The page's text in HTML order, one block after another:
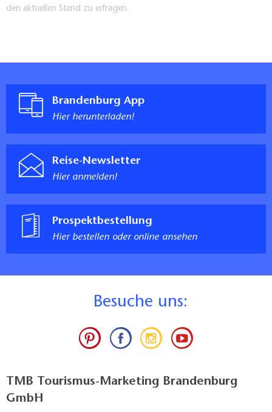
den aktuellen Stand zu erfragen.
Brandenburg App
Hier herunterladen!
Reise-Newsletter
Hier anmelden!
Prospektbestellung
Hier bestellen oder online ansehen
Besuche uns:
TMB Tourismus-Marketing Brandenburg
GmbH